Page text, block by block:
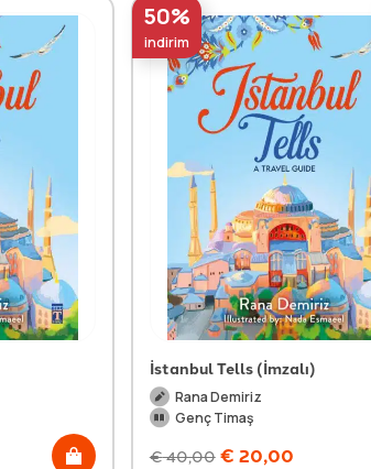
50%
indirim
İstanbul Tells (İmzalı)
Rana Demiriz
Genç Timaş
€40,00 € 20,00